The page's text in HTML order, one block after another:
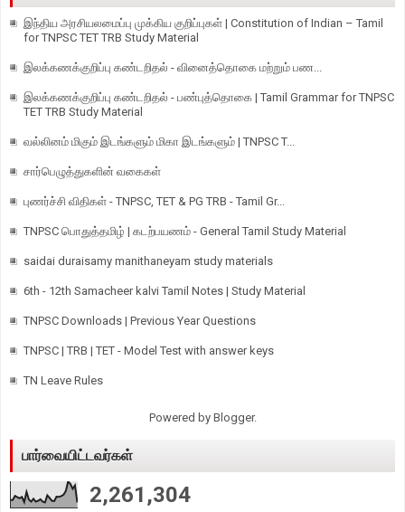
இந்திய அரசியலமைப்பு முக்கிய குறிப்புகள் | Constitution of Indian – Tamil
for TNPSC TET TRB Study Material
இலக்கணக்குறிப்பு கண்டறிதல் - வினைத்தொகை மற்றும் பண...
இலக்கணக்குறிப்பு கண்டறிதல் - பண்புத்தொகை | Tamil Grammar for TNPSC
TET TRB Study Material
வல்லினம் மிகும் இடங்களும் மிகா இடங்களும் | TNPSC T...
சார்பெழுத்துகளின் வகைகள்
புணர்ச்சி விதிகள் - TNPSC, TET & PG TRB - Tamil Gr...
TNPSC பொதுத்தமிழ் | கடற்பயணம் - General Tamil Study Material
saidai duraisamy manithaneyam study materials
6th - 12th Samacheer kalvi Tamil Notes | Study Material
TNPSC Downloads | Previous Year Questions
TNPSC | TRB | TET - Model Test with answer keys
TN Leave Rules
Powered by Blogger.
பார்வையிட்டவர்கள்
2,261,304